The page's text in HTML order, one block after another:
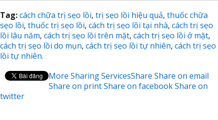
Tag:cách chữa trị sẹo lồi, trị sẹo lồi hiệu quả, thuốc chữa
sẹo lồi, thuốc trị sẹo lồi, cách trị sẹo lồi tại nhà, cách trị sẹo
lồi lâu năm, cách trị sẹo lồi trên mặt, cách trị sẹo lồi ở mặt,
cách trị sẹo lồi do mụn, cách trị sẹo lồi tự nhiên, cách trị sẹo
lồi tự nhiên.
More Sharing ServicesShare Share on email
Share on printShare on facebookShare on
twitter